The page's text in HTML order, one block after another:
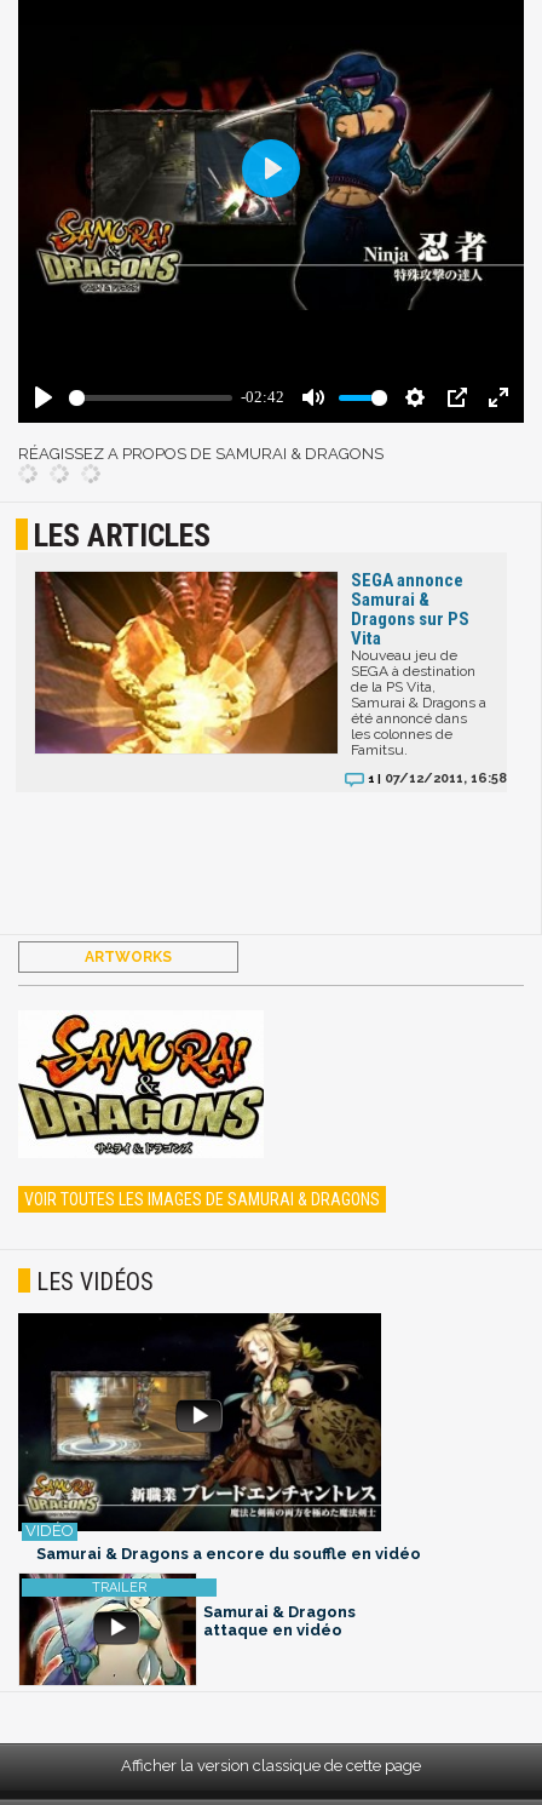
RÉAGISSEZ A PROPOS DE SAMURAI & DRAGONS
LES ARTICLES
SEGA annonce
Samurai &
Dragons sur PS
Vita
Nouveau jeu de
SEGA à destination
de la PS Vita,
Samurai & Dragons a
été annoncé dans
les colonnes de
Famitsu.
1 | 07/12/2011, 16:58
ARTWORKS
VOIR TOUTES LES IMAGES DE SAMURAI & DRAGONS
LES VIDÉOS
Samurai & Dragons a encore du souffle en vidéo
Samurai & Dragons
attaque en vidéo
Afficher la version classique de cette page